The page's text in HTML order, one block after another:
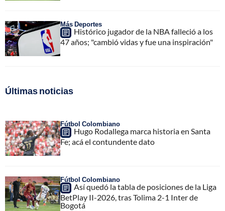
Más Deportes
Histórico jugador de la NBA falleció a los
47 años; "cambió vidas y fue una inspiración"
Últimas noticias
Fútbol Colombiano
Hugo Rodallega marca historia en Santa
Fe; acá el contundente dato
Fútbol Colombiano
Así quedó la tabla de posiciones de la Liga
BetPlay II-2026, tras Tolima 2-1 Inter de
Bogotá